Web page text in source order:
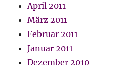
April 2011
März 2011
Februar 2011
Januar 2011
Dezember 2010